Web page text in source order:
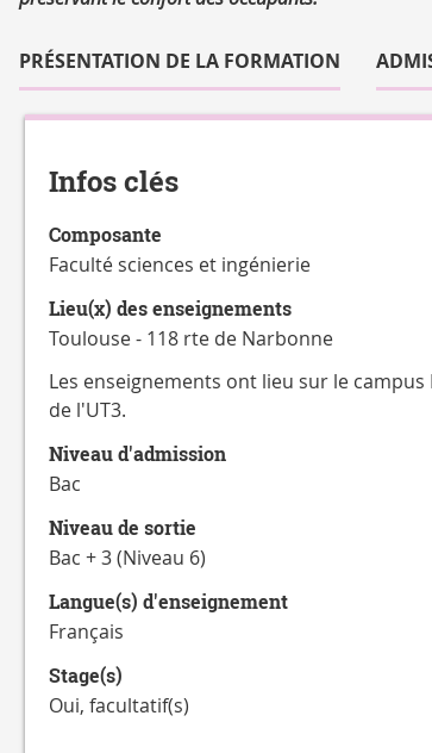
Accéder
aux
sections
de
fiche
PRÉSENTATION DE LA FORMATION
Détails
Infos clés
Composante
Faculté sciences et ingénierie
Lieu(x) des enseignements
Toulouse - 118 rte de Narbonne
Les enseignements ont lieu sur le campus
de l'UT3.
Niveau d'admission
Bac
Niveau de sortie
Bac + 3 (Niveau 6)
Langue(s) d'enseignement
Français
Stage(s)
Oui, facultatif(s)